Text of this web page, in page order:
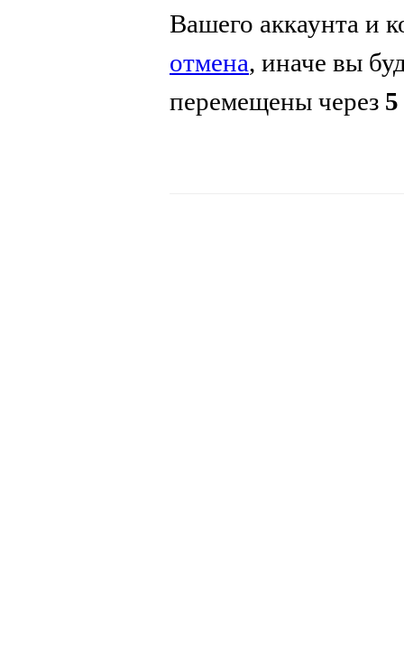
Вашего аккаунта и
отмена, иначе вы
перемещены через